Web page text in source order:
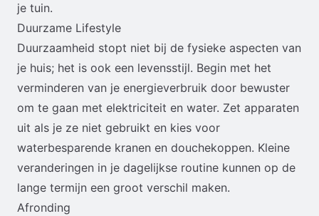
je tuin.
Duurzame Lifestyle
Duurzaamheid stopt niet bij de fysieke aspecten van
je huis; het is ook een levensstijl. Begin met het
verminderen van je energieverbruik door bewuster
om te gaan met elektriciteit en water. Zet apparaten
uit als je ze niet gebruikt en kies voor
waterbesparende kranen en douchekoppen. Kleine
veranderingen in je dagelijkse routine kunnen op de
lange termijn een groot verschil maken.
Afronding